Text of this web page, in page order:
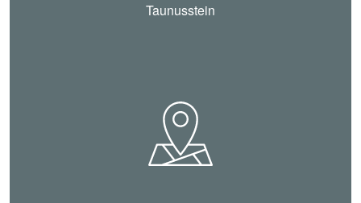
Taunusstein